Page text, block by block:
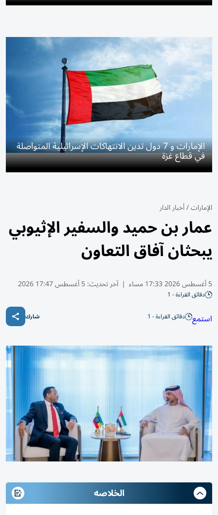
الإمارات و 7 دول تدين الانتهاكات الإسرائيلية المتواصلة
في قطاع غزة
الإمارات/أخبار الدار
عمار بن حميد والسفير الإثيوبي
يبحثان آفاق التعاون
5 أغسطس 2026 17:33 مساء | آخر تحديث:5 أغسطس 17:47 2026
دقائق القراءة - 1
استمع دقائق القراءة - 1 شارك
الخلاصه